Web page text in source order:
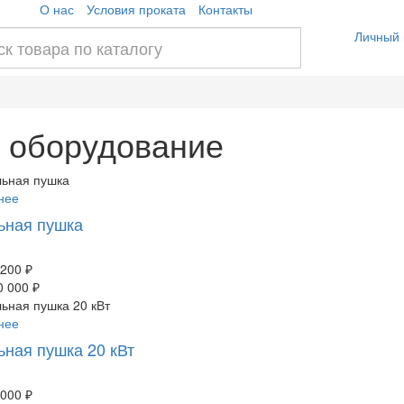
О нас Условия проката
Контакты
Личный
пушка
₽
000 ₽
пушка 20 кВт
₽